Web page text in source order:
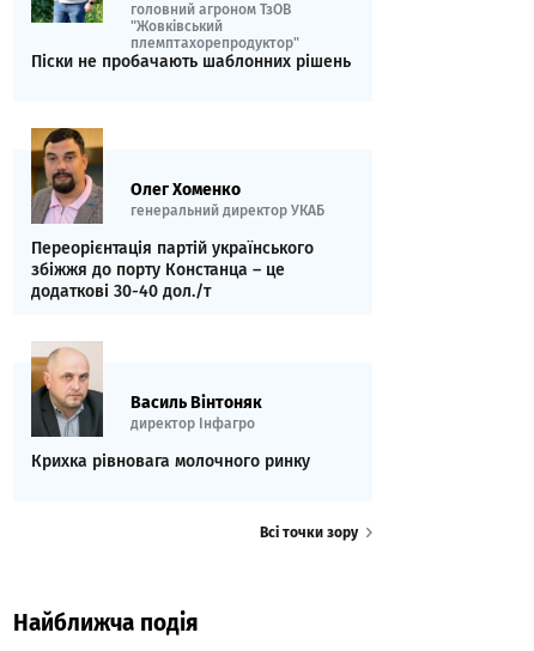
головний агроном ТзОВ
"Жовківський
племптахорепродуктор"
Піски не пробачають шаблонних рішень
Олег Хоменко
генеральний директор УКАБ
Переорієнтація партій українського
збіжжя до порту Констанца – це
додаткові 30-40 дол./т
Василь Вінтоняк
директор Інфагро
Крихка рівновага молочного ринку
Всі точки зору
Найближча подія